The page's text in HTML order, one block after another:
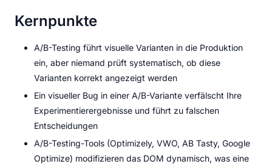
Kernpunkte
A/B-Testing führt visuelle Varianten in die Produktion
ein, aber niemand prüft systematisch, ob diese
Varianten korrekt angezeigt werden
Ein visueller Bug in einer A/B-Variante verfälscht Ihre
Experimentierergebnisse und führt zu falschen
Entscheidungen
A/B-Testing-Tools (Optimizely, VWO, AB Tasty, Google
Optimize) modifizieren das DOM dynamisch, was eine